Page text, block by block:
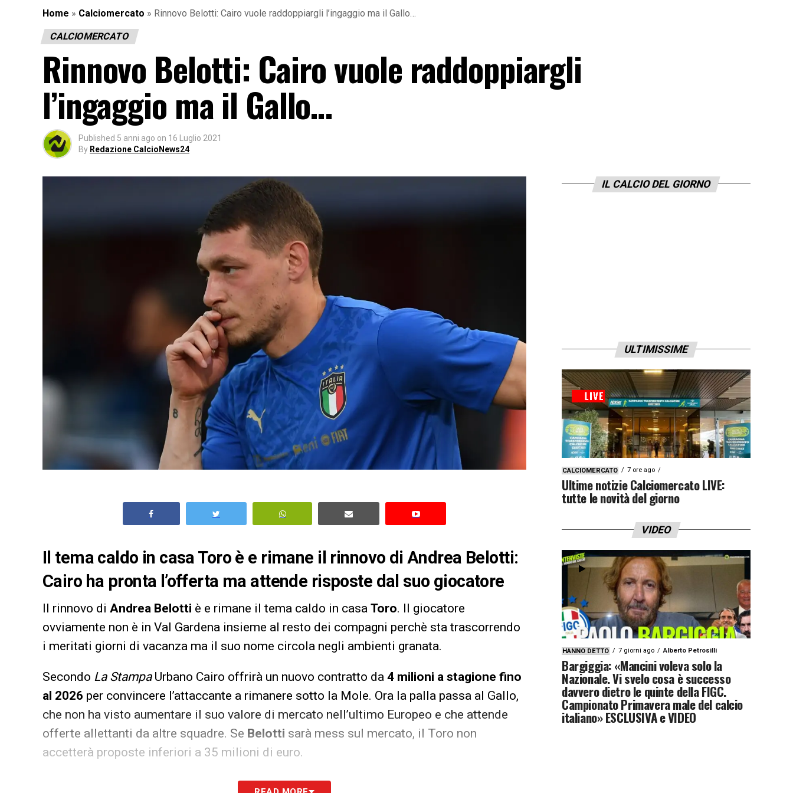
Home » Calciomercato » Rinnovo Belotti: Cairo vuole raddoppiargli l’ingaggio ma il Gallo…
CALCIOMERCATO
Rinnovo Belotti: Cairo vuole raddoppiargli
l’ingaggio ma il Gallo…
Published 5 anni ago on 16 Luglio 2021
By Redazione CalcioNews24
Il tema caldo in casa Toro è e rimane il rinnovo di Andrea Belotti:
Cairo ha pronta l’offerta ma attende risposte dal suo giocatore
Il rinnovo di Andrea Belotti è e rimane il tema caldo in casa Toro. Il giocatore
ovviamente non è in Val Gardena insieme al resto dei compagni perchè sta trascorrendo
i meritati giorni di vacanza ma il suo nome circola negli ambienti granata.
Secondo La StampaUrbano Cairo offrirà un nuovo contratto da 4 milioni a stagione fino
al 2026 per convincere l’attaccante a rimanere sotto la Mole. Ora la palla passa al Gallo,
che non ha visto aumentare il suo valore di mercato nell’ultimo Europeo e che attende
offerte allettanti da altre squadre. Se Belotti sarà mess sul mercato, il Toro non
accetterà proposte inferiori a 35 milioni di euro.
LA PLAYLIST DELLE NOSTRE TOP NEWS
IL CALCIO DEL GIORNO
ULTIMISSIME
CALCIOMERCATO 7 ore ago
Ultime notizie Calciomercato LIVE:
tutte le novità del giorno
VIDEO
HANNO DETTO 7 giorni ago Alberto Petrosilli
Bargiggia: «Mancini voleva solo la
Nazionale. Vi svelo cosa è successo
davvero dietro le quinte della FIGC.
Campionato Primavera male del calcio
italiano» ESCLUSIVA e VIDEO